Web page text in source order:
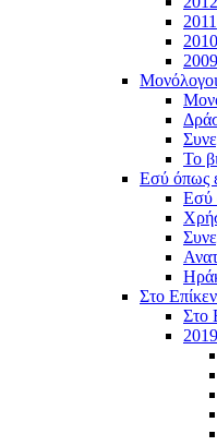
2011
2010
2009
To
Εσύ όπως
Εσύ
Στο
Στο